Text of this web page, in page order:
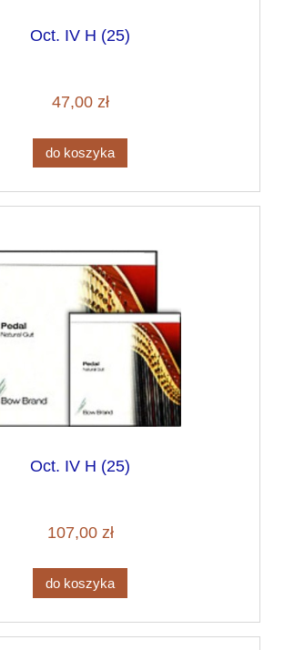
Oct. IV H (25)
47,00 zł
do koszyka
Oct. IV H (25)
107,00 zł
do koszyka